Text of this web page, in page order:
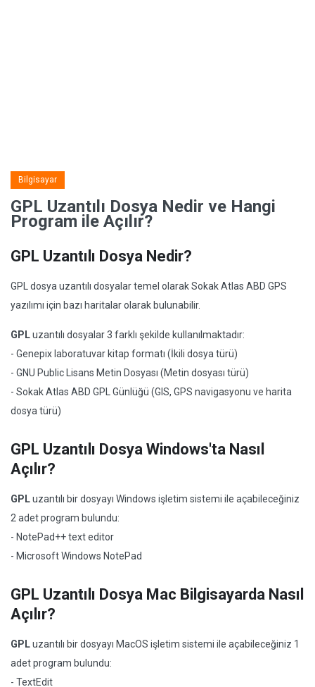
Bilgisayar
GPL Uzantılı Dosya Nedir ve Hangi
Program ile Açılır?
GPL Uzantılı Dosya Nedir?
GPL dosya uzantılı dosyalar temel olarak Sokak Atlas ABD GPS
yazılımı için bazı haritalar olarak bulunabilir.
GPLuzantılı dosyalar 3 farklı şekilde kullanılmaktadır:
- Genepix laboratuvar kitap formatı (İkili dosya türü)
- GNU Public Lisans Metin Dosyası (Metin dosyası türü)
- Sokak Atlas ABD GPL Günlüğü (GIS, GPS navigasyonu ve harita
dosya türü)
GPL Uzantılı Dosya Windows'ta Nasıl
Açılır?
GPLuzantılı bir dosyayı Windows işletim sistemi ile açabileceğiniz
2 adet program bulundu:
- NotePad++ text editor
- Microsoft Windows NotePad
GPL Uzantılı Dosya Mac Bilgisayarda Nasıl
Açılır?
GPLuzantılı bir dosyayı MacOS işletim sistemi ile açabileceğiniz 1
adet program bulundu:
- TextEdit